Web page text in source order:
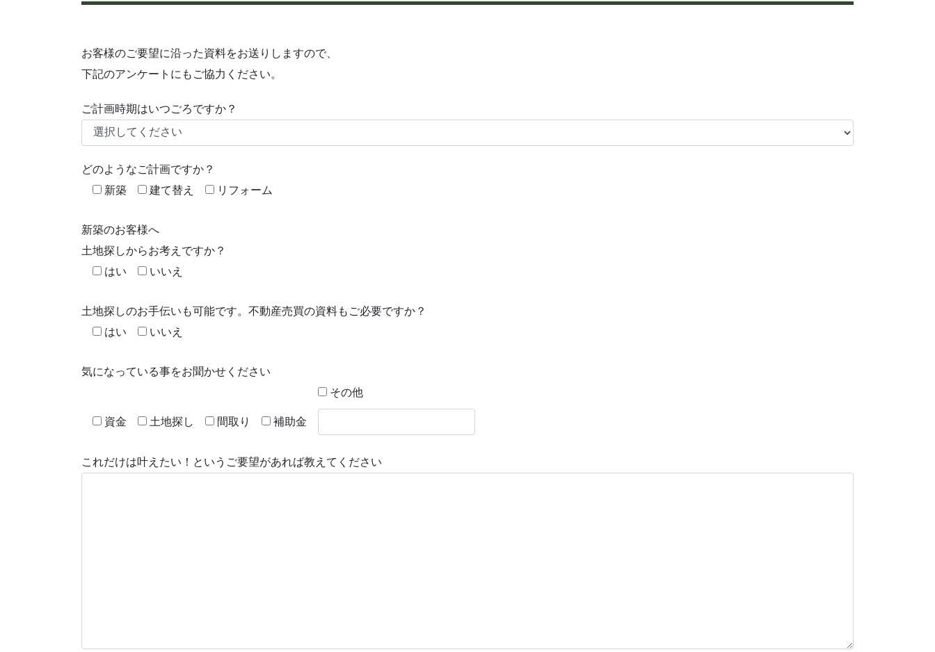
お客様のご要望に沿った資料をお送りしますので、
下記のアンケートにもご協力ください。
ご計画時期はいつごろですか？
どのようなご計画ですか？
新築
建て替え リフォーム
新築のお客様へ
土地探しからお考えですか？
はい
いいえ
土地探しのお手伝いも可能です。不動産売買の資料もご必要ですか？
はい
いいえ
気になっている事をお聞かせください
資金 土地探し 間取り 補助金
その他
これだけは叶えたい！というご要望があれば教えてください